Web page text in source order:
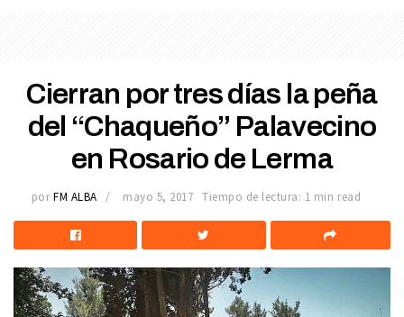
Cierran por tres días la peña
del “Chaqueño” Palavecino
en Rosario de Lerma
por FM ALBA mayo 5, 2017 Tiempo de lectura: 1 min read